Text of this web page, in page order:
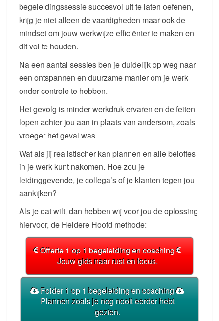
begeleidingssessie succesvol uit te laten oefenen,
krijg je niet alleen de vaardigheden maar ook de
mindset om jouw werkwijze efficiënter te maken en
dit vol te houden.
Na een aantal sessies ben je duidelijk op weg naar
een ontspannen en duurzame manier om je werk
onder controle te hebben.
Het gevolg is minder werkdruk ervaren en de feiten
lopen achter jou aan in plaats van andersom, zoals
vroeger het geval was.
Wat als jij realistischer kan plannen en alle beloftes
in je werk kunt nakomen. Hoe zou je
leidinggevende, je collega’s of je klanten tegen jou
aankijken?
Als je dat wilt, dan hebben wij voor jou de oplossing
hiervoor, de Heldere Hoofd methode:
Offerte 1 op 1 begeleiding en coaching
Jouw gids naar rust en focus.
Folder 1 op 1 begeleiding en coaching
Plannen zoals je nog nooit eerder hebt
gezien.